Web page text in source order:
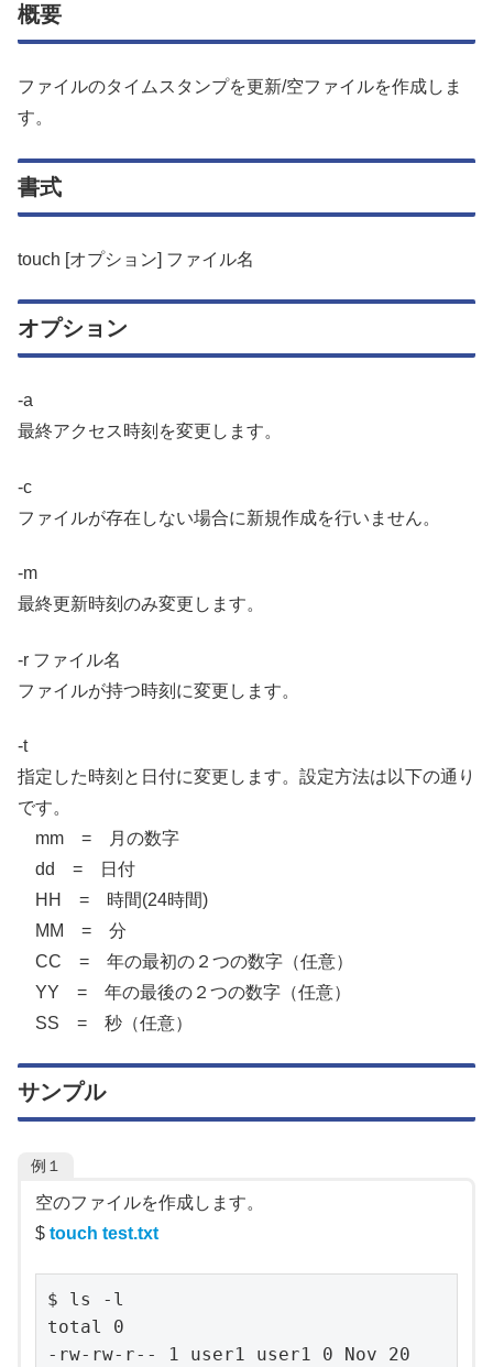
概要
ファイルのタイムスタンプを更新/空ファイルを作成しま
す。
書式
touch [オプション] ファイル名
オプション
-a
最終アクセス時刻を変更します。
-c
ファイルが存在しない場合に新規作成を行いません。
-m
最終更新時刻のみ変更します。
-r ファイル名
ファイルが持つ時刻に変更します。
-t
指定した時刻と日付に変更します。設定方法は以下の通り
です。
mm = 月の数字
dd = 日付
HH = 時間(24時間)
MM = 分
CC = 年の最初の２つの数字（任意）
YY = 年の最後の２つの数字（任意）
SS = 秒（任意）
サンプル
例１
空のファイルを作成します。
$ touch test.txt
$ ls -l
total 0
-rw-rw-r-- 1 user1 user1 0 Nov 20